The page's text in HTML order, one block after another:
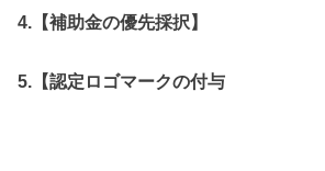
4.【補助金の優先採択】
5.【認定ロゴマークの付与